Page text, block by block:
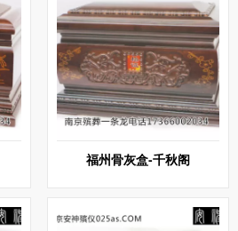
福州骨灰盒-千秋阁